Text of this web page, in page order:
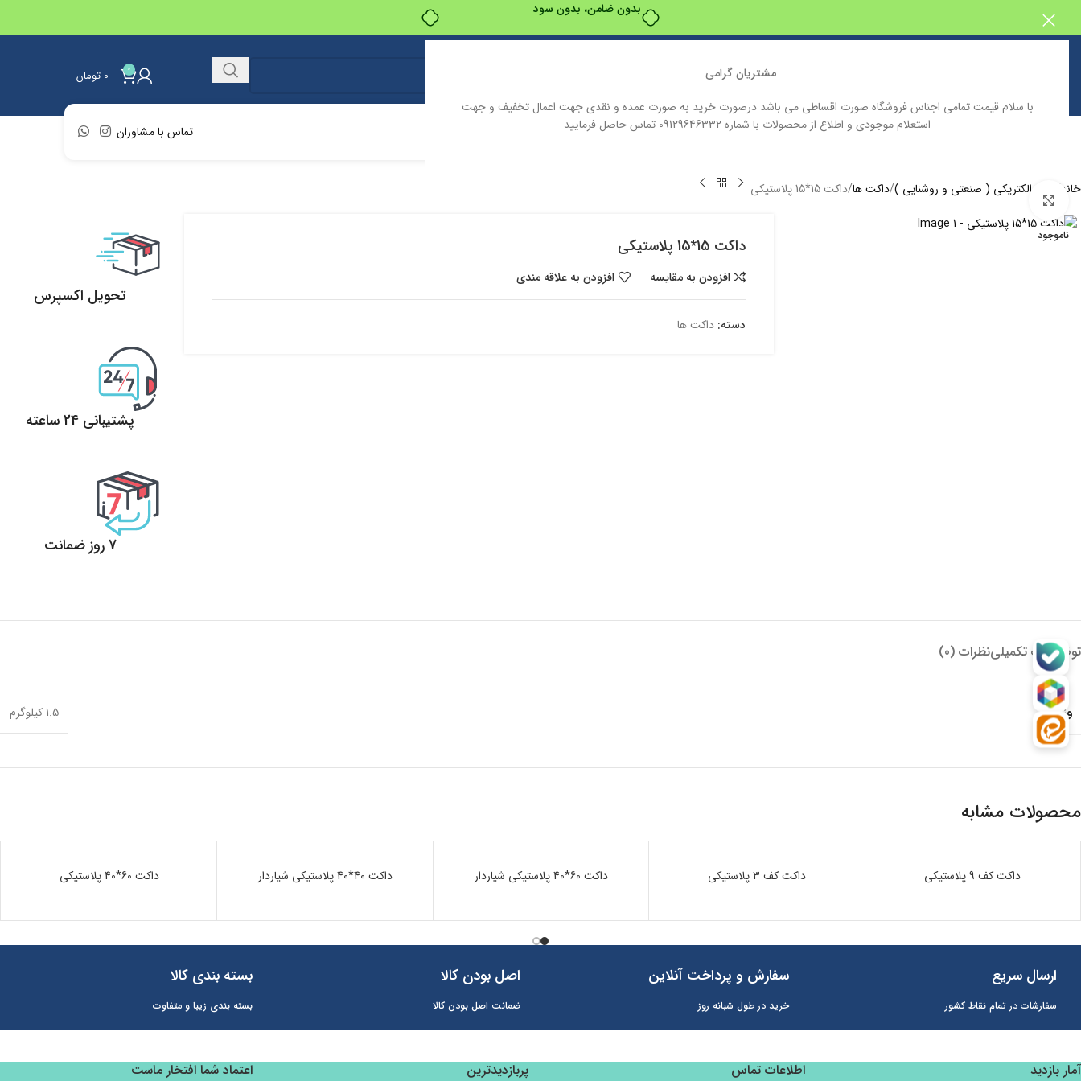
مشتریان گرامی
با سلام قیمت تمامی اجناس فروشگاه صورت اقساطی می باشد درصورت خرید به صورت عمده و نقدی جهت اعمال تخفیف و جهت
استعلام موجودی و اطلاع از محصولات با شماره 09129646332 تماس حاصل فرمایید
بدون ضامن، بدون سود
0
0 تومان
فروشگاه اینترنتی پیش بیندسته بندی محصولاتکاتالوگ محصولات درباره ما تماس با ما تماس با مشاوران
خانه لوازم الکتریکی ( صنعتی و روشنایی ) داکت ها داکت 15*15 پلاستیکی
ناموجود
بزرگنمایی تصویر
داکت 15*15 پلاستیکی
افزودن به مقایسه افزودن به علاقه مندی
دسته: داکت ها
تحویل اکسپرس
پشتیبانی 24 ساعته
7 روز ضمانت
توضیحات تکمیلینظرات (0)
وزن 1.5 کیلوگرم
محصولات مشابه
داکت کف 9 پلاستیکی داکت کف 3 پلاستیکی ناموجود
داکت 60*40 پلاستیکی شیاردار ناموجود
داکت 40*40 پلاستیکی شیاردار داکت 60*40 پلاستیکی
ارسال سریع
سفارشات در تمام نقاط کشور
سفارش و پرداخت آنلاین
خرید در طول شبانه روز
اصل بودن کالا
ضمانت اصل بودن کالا
بسته بندی کالا
بسته بندی زیبا و متفاوت
آمار بازدید اطلاعات تماس پربازدیدترین اعتماد شما افتخار ماست